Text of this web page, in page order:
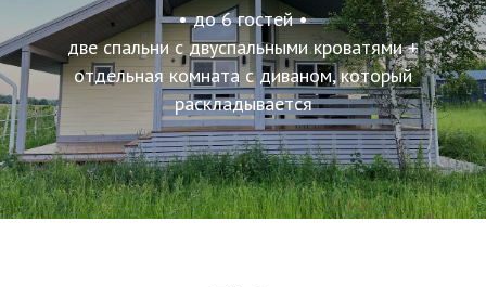
• до 6 гостей •
две спальни с двуспальными кроватями +
отдельная комната с диваном, который
раскладывается